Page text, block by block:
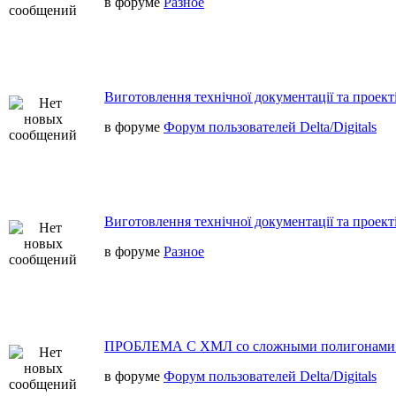
Виготовлення технічної документації та
в форуме Форум пользователей Delta/Digitals
Виготовлення технічної документації та
в форуме Разное
ПРОБЛЕМА С ХМЛ со сложными
в форуме Форум пользователей Delta/Digitals